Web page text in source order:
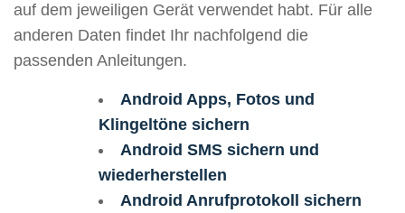
auf dem jeweiligen Gerät verwendet habt. Für alle
anderen Daten findet Ihr nachfolgend die
passenden Anleitungen.
Android Apps, Fotos und
Klingeltöne sichern
Android SMS sichern und
wiederherstellen
Android Anrufprotokoll sichern